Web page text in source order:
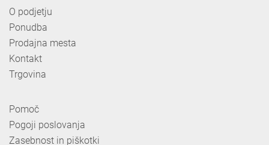
O podjetju
Ponudba
Prodajna mesta
Kontakt
Trgovina
Pomoč
Pogoji poslovanja
Zasebnost in piškotki